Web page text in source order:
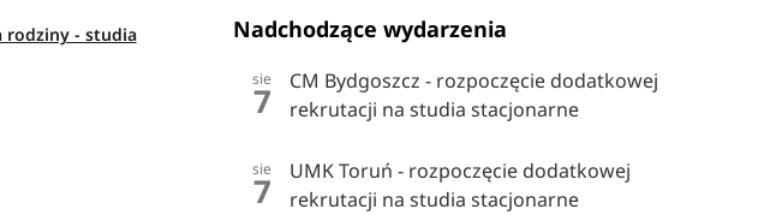
rodziny - studia
Nadchodzące wydarzenia
sie
7
CM Bydgoszcz - rozpoczęcie dodatkowej
rekrutacji na studia stacjonarne
sie
7
UMK Toruń - rozpoczęcie dodatkowej
rekrutacji na studia stacjonarne